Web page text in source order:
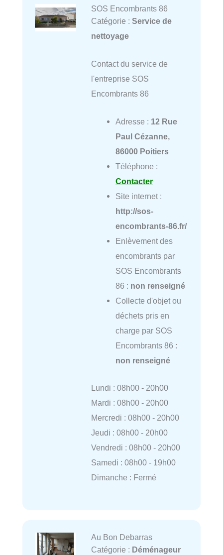
SOS Encombrants 86
Catégorie : Service de
nettoyage
Contact du service de
l'entreprise SOS
Encombrants 86
Adresse : 12 Rue
Paul Cézanne,
86000 Poitiers
Téléphone :
Contacter
Site internet :
http://sos-
encombrants-86.fr/
Enlèvement des
encombrants par
SOS Encombrants
86 : non renseigné
Collecte d'objet ou
déchets pris en
charge par SOS
Encombrants 86 :
non renseigné
Lundi : 08h00 - 20h00
Mardi : 08h00 - 20h00
Mercredi : 08h00 - 20h00
Jeudi : 08h00 - 20h00
Vendredi : 08h00 - 20h00
Samedi : 08h00 - 19h00
Dimanche : Fermé
Au Bon Debarras
Catégorie : Déménageur